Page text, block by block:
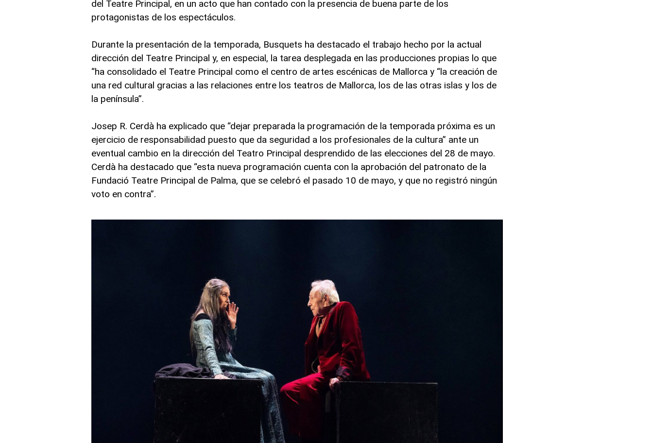
del Teatre Principal, en un acto que han contado con la presencia de buena parte de los
protagonistas de los espectáculos.
Durante la presentación de la temporada, Busquets ha destacado el trabajo hecho por la actual
dirección del Teatre Principal y, en especial, la tarea desplegada en las producciones propias lo que
“ha consolidado el Teatre Principal como el centro de artes escénicas de Mallorca y “la creación de
una red cultural gracias a las relaciones entre los teatros de Mallorca, los de las otras islas y los de
la península”.
Josep R. Cerdà ha explicado que “dejar preparada la programación de la temporada próxima es un
ejercicio de responsabilidad puesto que da seguridad a los profesionales de la cultura” ante un
eventual cambio en la dirección del Teatro Principal desprendido de las elecciones del 28 de mayo.
Cerdà ha destacado que “esta nueva programación cuenta con la aprobación del patronato de la
Fundació Teatre Principal de Palma, que se celebró el pasado 10 de mayo, y que no registró ningún
voto en contra”.